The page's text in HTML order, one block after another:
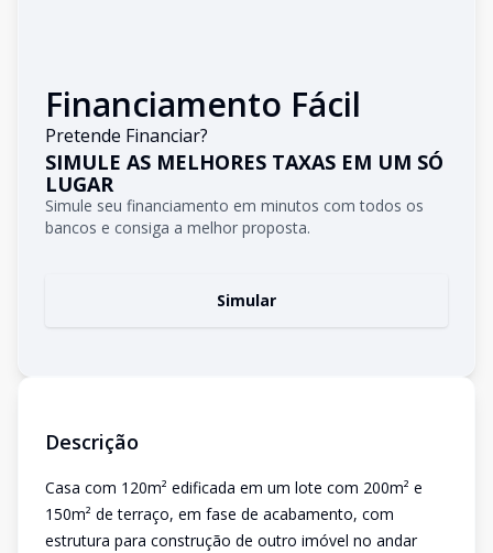
Financiamento Fácil
Pretende Financiar?
SIMULE AS MELHORES TAXAS EM UM SÓ
LUGAR
Simule seu financiamento em minutos com todos os
bancos e consiga a melhor proposta.
Simular
Descrição
Casa com 120m² edificada em um lote com 200m² e
150m² de terraço, em fase de acabamento, com
estrutura para construção de outro imóvel no andar